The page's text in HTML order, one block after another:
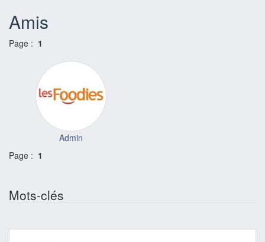
Amis
Page : 1
Admin
Page : 1
Mots-clés